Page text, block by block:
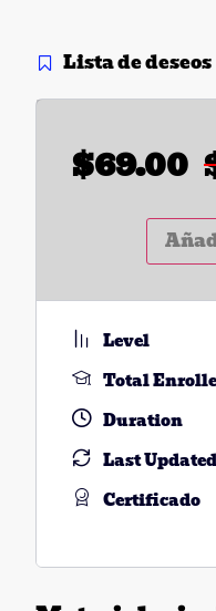
Lista de deseos
$69.00
Level
Total
Duration
Last Updated
Certificado